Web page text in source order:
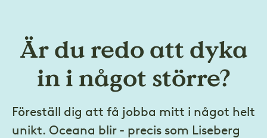
Är du redo att dyka
in i något större?
Föreställ dig att få jobba mitt i något helt
unikt. Oceana blir - precis som Liseberg